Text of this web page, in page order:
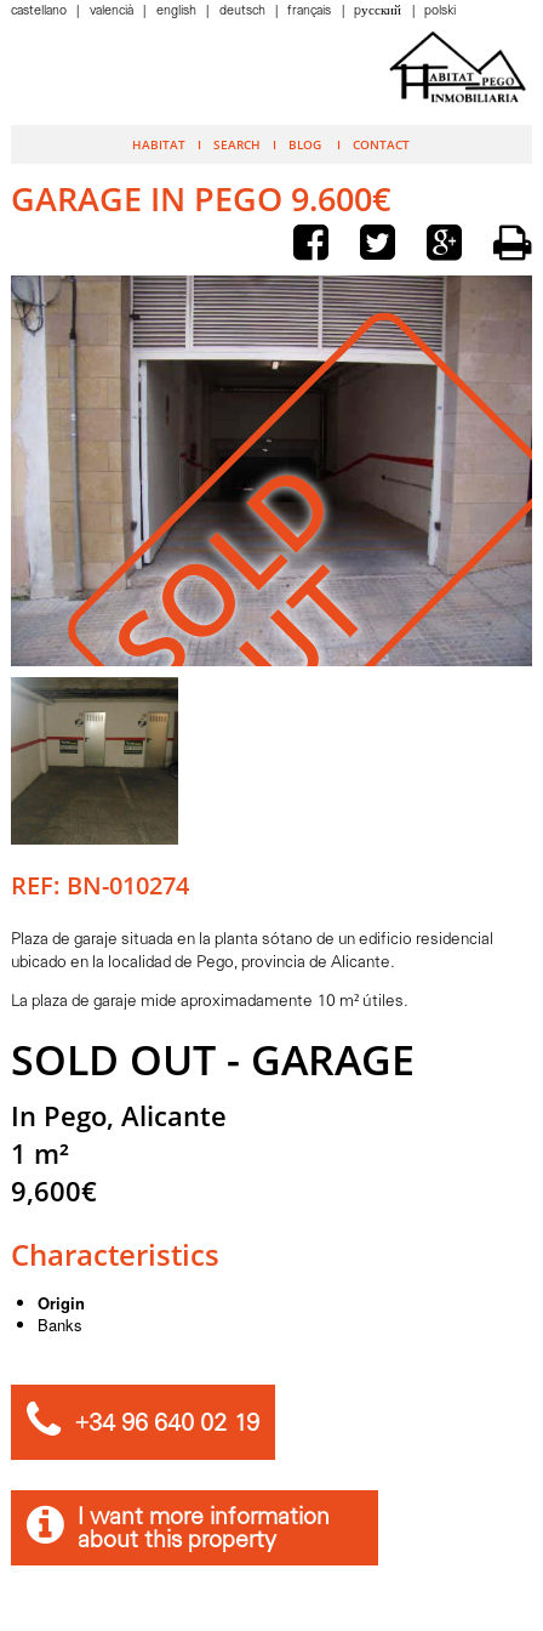
HABITAT SEARCH BLOG CONTACT
castellano valencià english deutsch français pусский polski
GARAGE IN PEGO 9.600€
S
O
L
D
O
U
T
REF: BN-010274
Plaza de garaje situada en la planta sótano de un edificio residencial
ubicado en la localidad de Pego, provincia de Alicante.
La plaza de garaje mide aproximadamente 10 m² útiles.
SOLD OUT - GARAGE
In Pego, Alicante
1 m²
9,600€
Characteristics
Origin
Banks
+34 96 640 02 19
I want more information
about this property